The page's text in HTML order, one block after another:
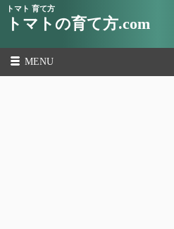
トマト 育て方
トマトの育て方.com
MENU